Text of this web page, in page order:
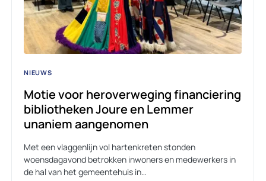
NIEUWS
Motie voor heroverweging financiering
bibliotheken Joure en Lemmer
unaniem aangenomen
Met een vlaggenlijn vol hartenkreten stonden
woensdagavond betrokken inwoners en medewerkers in
de hal van het gemeentehuis in…